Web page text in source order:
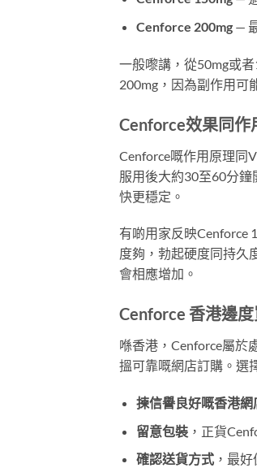
Cenforce 200mg—
一般嚟講，從50mg或
200mg，因為副作用可
Cenforce效果同作
Cenforce嘅作用原理同
服用後大約30至60分
快更穩定。
有啲用家反映Cenforce
度夠，勃起硬度同持久
會相應增加。
Cenforce 香港邊度
喺香港，Cenforce屬於
搵可靠嘅網店訂購。選
揀信譽良好嘅香港網
留意包裝，正貨
確認送貨方式，最好